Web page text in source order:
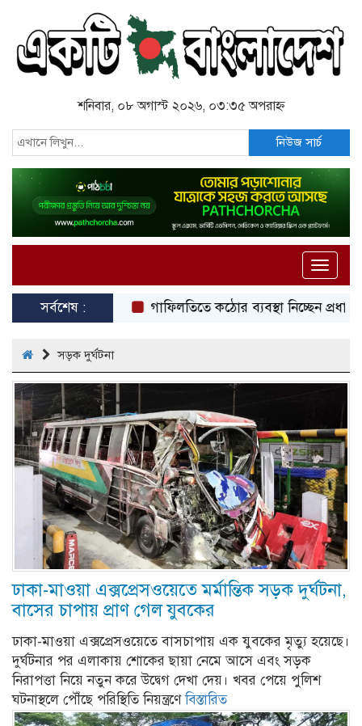
শনিবার, ০৮ অগাস্ট ২০২৬, ০৩:৩৫ অপরাহ্ন
নিউজ সার্চ
Toggle
সর্বশেষ :
গাফিলতিতে কঠোর ব্যবস্থা নিচ্ছেন প্রধানমন্ত্রী:
সড়ক দুর্ঘটনা
ঢাকা-মাওয়া এক্সপ্রেসওয়েতে মর্মান্তিক সড়ক দুর্ঘটনা,
বাসের চাপায় প্রাণ গেল যুবকের
ঢাকা-মাওয়া এক্সপ্রেসওয়েতে বাসচাপায় এক যুবকের মৃত্যু হয়েছে।
দুর্ঘটনার পর এলাকায় শোকের ছায়া নেমে আসে এবং সড়ক
নিরাপত্তা নিয়ে নতুন করে উদ্বেগ দেখা দেয়। খবর পেয়ে পুলিশ
ঘটনাস্থলে পৌঁছে পরিস্থিতি নিয়ন্ত্রণেবিস্তারিত